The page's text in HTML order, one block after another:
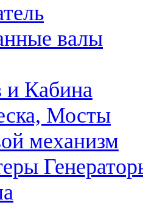
валы
и Кабина
Мосты
механизм